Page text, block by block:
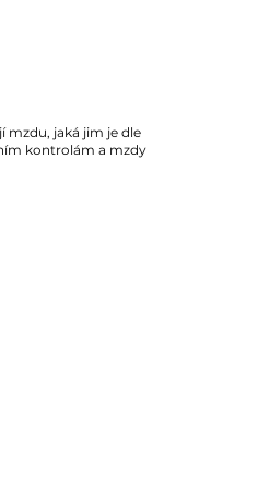
mzdu, jaká jim je dle
kontrolám a mzdy